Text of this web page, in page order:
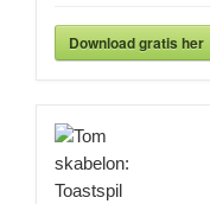
Download gratis her